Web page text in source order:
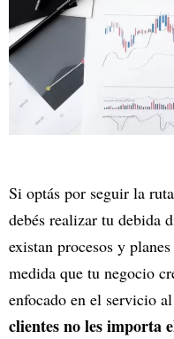
Si optás por seguir la
debés realizar tu debida
existan procesos y
medida que tu negocio
enfocado en el servicio
clientes no les importa